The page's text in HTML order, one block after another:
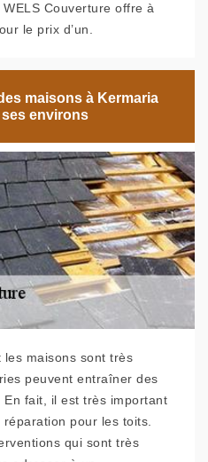
Couverture offre à
le prix d’un.
maisons à Kermaria
ses environs
maisons sont très
peuvent entraîner des
fait, il est très important
pour les toits.
qui sont très